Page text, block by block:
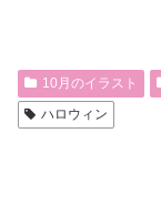
10月のイラスト
ハロウィン